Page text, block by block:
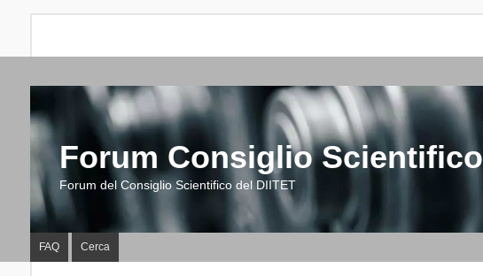
Forum Consiglio Scientifico
Forum del Consiglio Scientifico del DIITET
FAQ Cerca